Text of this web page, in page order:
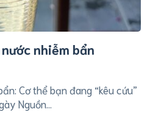
nhiễm bẩn
Cơ thể bạn đang “kêu cứu”
​Nguồn...